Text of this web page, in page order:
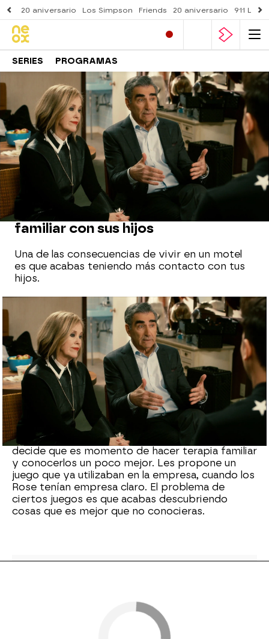
20 aniversario Los Simpson Friends 20 aniversario 911
SERIES PROGRAMAS
Neox » Series » Schitt's Creek » Noticias
MOMENTO DESTACADO
Johnny y Moira intentan la terapia
familiar con sus hijos
Una de las consecuencias de vivir en un motel
es que acabas teniendo más contacto con tus
hijos.
Madrid
Publicado:05 de junio de 2021, 16:23
WhatsappFacebook
X Flipboard
Johnny se da cuenta de que
no conoce bien a
sus propios hijos
, al igual que Moira. Por eso
decide que es momento de hacer terapia familiar
y conocerlos un poco mejor. Les propone un
juego que ya utilizaban en la empresa, cuando los
Rose tenían empresa claro. El problema de
ciertos juegos es que acabas descubriendo
cosas que es mejor que no conocieras.